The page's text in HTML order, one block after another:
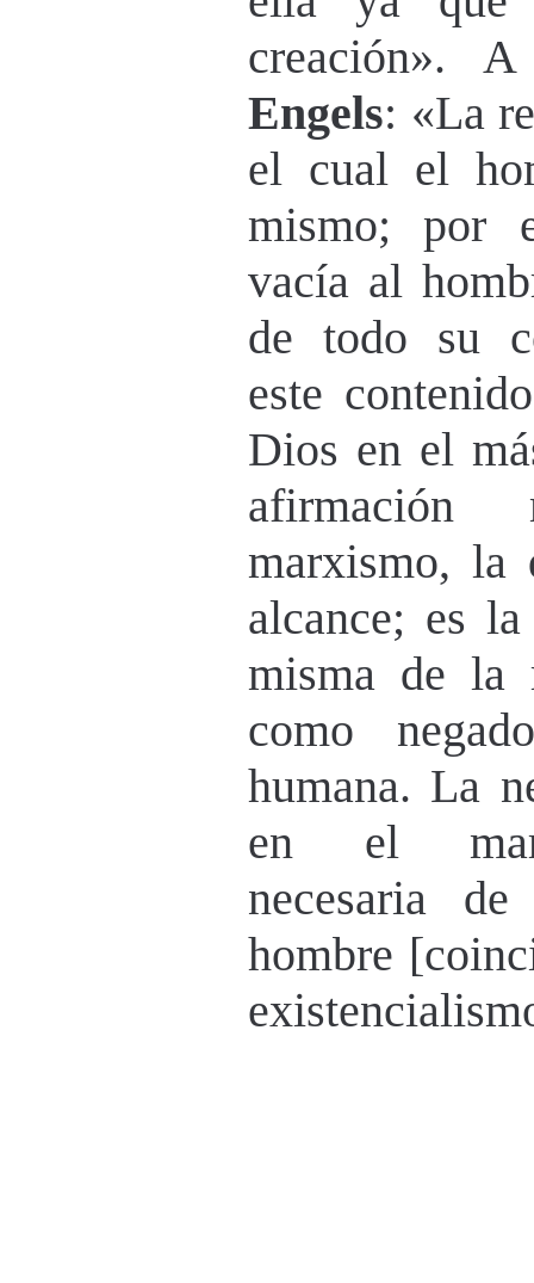
creación».
Engels: «La
el cual el
mismo; por
vacía al
de todo su
este
Dios en el
marxismo, la
alcance; es
misma de la
como
humana. La
en el
necesaria
hombre